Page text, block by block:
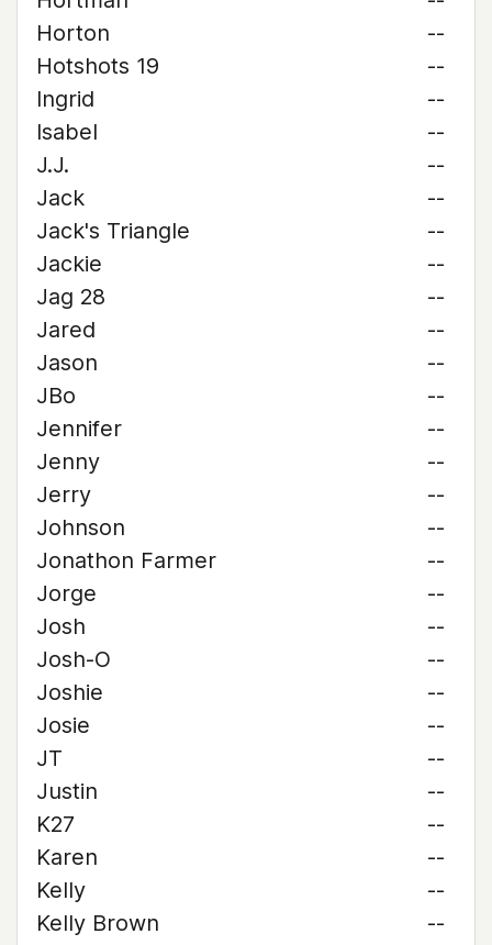
Horton
--
Hotshots 19
--
Ingrid
--
Isabel
--
J.J.
--
Jack
--
Jack's Triangle
--
Jackie
--
Jag 28
--
Jared
--
Jason
--
JBo
--
Jennifer
--
Jenny
--
Jerry
--
Johnson
--
Jonathon Farmer
--
Jorge
--
Josh
--
Josh-O
--
Joshie
--
Josie
--
JT
--
Justin
--
K27
--
Karen
--
Kelly
--
Kelly Brown
--